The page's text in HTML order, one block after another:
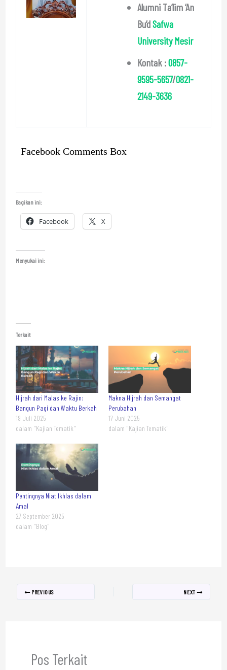
Alumni Ta’lim ‘An
Bu’dSafwa
University Mesir
Kontak :0857-
9595-5657/0821-
2149-3636
Facebook Comments Box
Bagikan ini:
Facebook X
Menyukai ini:
Terkait
Hijrah dari Malas ke Rajin:
Bangun Pagi dan Waktu Berkah
19 Juli 2025
dalam "Kajian Tematik"
Makna Hijrah dan Semangat
Perubahan
17 Juni 2025
dalam "Kajian Tematik"
Pentingnya Niat Ikhlas dalam
Amal
27 September 2025
dalam "Blog"
PREVIOUS NEXT
Pos Terkait